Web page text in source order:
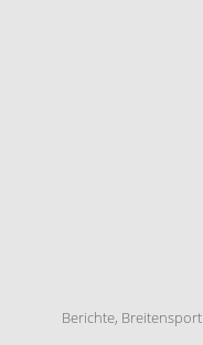
Berichte, Breitensport